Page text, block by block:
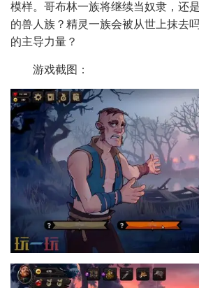
模样。哥布林一族将继续当奴隶，还
的兽人族？精灵一族会被从世上抹去
的主导力量？
游戏截图：